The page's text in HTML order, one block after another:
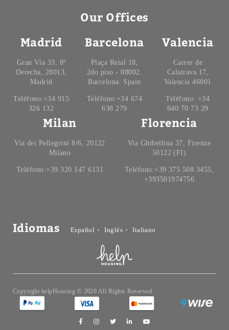
Our Offices
Madrid
Gran Vía 33, 8º
Derecha, 28013,
Madrid
Teléfono:+34 915
326 132
Barcelona
Plaça Reial 18,
2do piso - 08002.
Barcelona. Spain
Teléfono:+34 674
638 279
Valencia
Carrer de
Calatrava 17,
Valencia 46001
Teléfono: +34
640 70 73 29
Milan
Via dei Pellegrini 8/6, 20122
Milano
Teléfono:+39 320 147 6131
Florencia
Via Ghibellina 37, Firenze
50122 (FI)
Teléfono:+39 375 508 3455,
+393501974756
Idiomas Español Inglés Italiano
Copyright helpHousing © 2026 All Rights Reserved